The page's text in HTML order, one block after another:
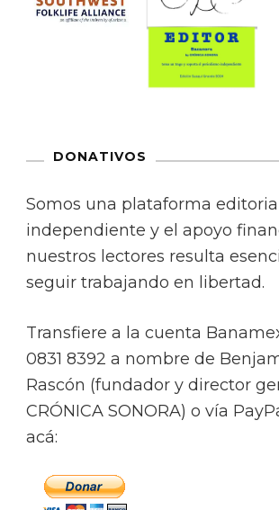
DONATIVOS
Somos una plataforma editorial
independiente y el apoyo
nuestros lectores resulta
seguir trabajando en libertad.
Transfiere a la cuenta
0831 8392 a nombre de
Rascón (fundador y director
CRÓNICA SONORA) o vía
acá: